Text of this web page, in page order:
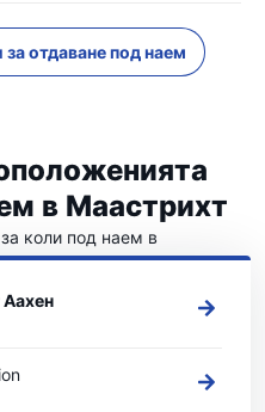
отдаване под наем
в Маастрихт
коли под наем в